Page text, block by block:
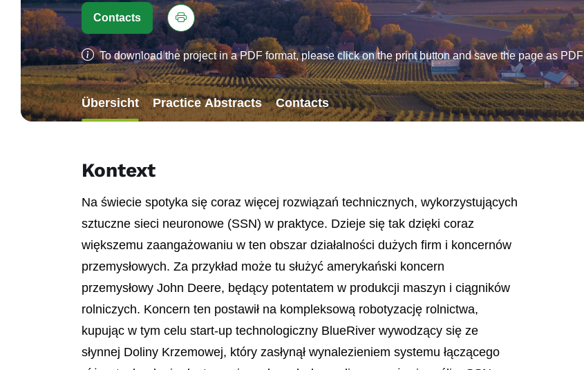
Übersicht Practice Abstracts Contacts
Contacts
To download the project in a PDF format, please click on the print button and save the page as PDF
Kontext
Na świecie spotyka się coraz więcej rozwiązań technicznych, wykorzystujących
sztuczne sieci neuronowe (SSN) w praktyce. Dzieje się tak dzięki coraz
większemu zaangażowaniu w ten obszar działalności dużych firm i koncernów
przemysłowych. Za przykład może tu służyć amerykański koncern
przemysłowy John Deere, będący potentatem w produkcji maszyn i ciągników
rolniczych. Koncern ten postawił na kompleksową robotyzację rolnictwa,
kupując w tym celu start-up technologiczny BlueRiver wywodzący się ze
słynnej Doliny Krzemowej, który zasłynął wynalezieniem systemu łączącego